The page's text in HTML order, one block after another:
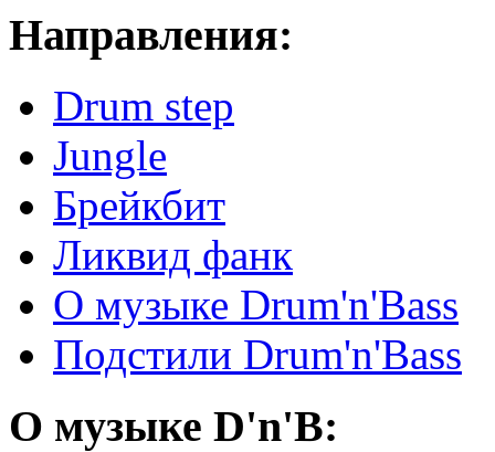
Направления:
Drum step
Jungle
Брейкбит
Ликвид фанк
О музыке Drum'n'Bass
Подстили Drum'n'Bass
О музыке D'n'B: